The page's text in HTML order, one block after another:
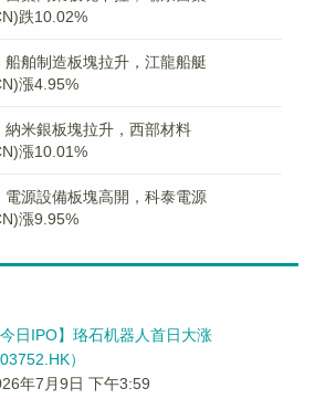
跌10.02%
船舶制造板塊拉升，江龍船艇
漲4.95%
納米銀板塊拉升，西部材料
漲10.01%
電源設備板塊高開，科泰電源
漲9.95%
今日IPO】珞石机器人首日大涨
03752.HK）
年7月9日 下午3:59